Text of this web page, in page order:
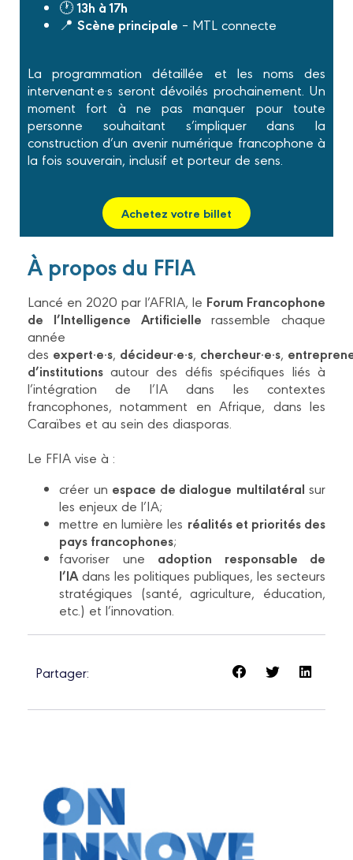
🕐13h à 17h
📍 Scène principale – MTL connecte
La programmation détaillée et les noms des
intervenant·e·s seront dévoilés prochainement. Un
moment fort à ne pas manquer pour toute
personne souhaitant s’impliquer dans la
construction d’un avenir numérique francophone à
la fois souverain, inclusif et porteur de sens.
Achetez votre billet
À propos du FFIA
Lancé en 2020 par l’AFRIA, le Forum Francophone
de l’Intelligence Artificiellerassemble chaque
année
des expert·e·s, décideur·e·s, chercheur·e·s,
d’institutions autour des défis spécifiques liés à
l’intégration de l’IA dans les contextes
francophones, notamment en Afrique, dans les
Caraïbes et au sein des diasporas.
Le FFIA vise à :
créer un espace de dialogue multilatéral sur
les enjeux de l’IA;
mettre en lumière les réalités et priorités des
pays francophones;
favoriser une adoption responsable de
l’IA dans les politiques publiques, les secteurs
stratégiques (santé, agriculture, éducation,
etc.) et l’innovation.
Partager: